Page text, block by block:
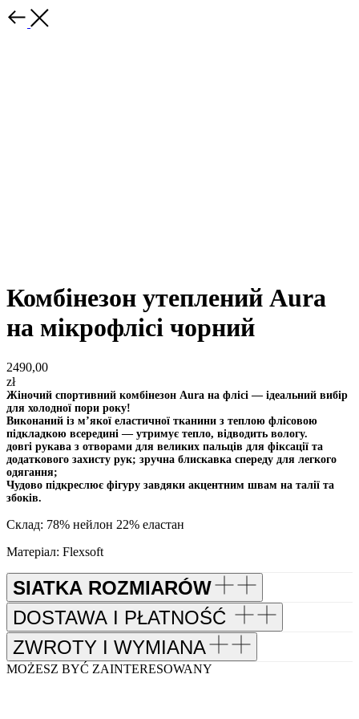
Комбінезон утеплений Aura
на мікрофлісі чорний
2490,00
zł
Жіночий спортивний комбінезон Aura на флісі — ідеальний вибір
для холодної пори року!
Виконаний із м’якої еластичної тканини з теплою флісовою
підкладкою всередині — утримує тепло, відводить вологу.
довгі рукава з отворами для великих пальців для фіксації та
додаткового захисту рук; зручна блискавка спереду для легкого
одягання;
Чудово підкреслює фігуру завдяки акцентним швам на талії та
збоків.
Склад: 78% нейлон 22% еластан
Матеріал: Flexsoft
SIATKA ROZMIARÓW
DOSTAWA I PŁATNOŚĆ
ZWROTY I WYMIANA
MOŻESZ BYĆ ZAINTERESOWANY